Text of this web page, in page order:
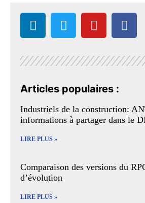
Articles populaires :
Industriels de la construction:
informations à partager dans le
LIRE PLUS »
Comparaison des versions du
d’évolution
LIRE PLUS »